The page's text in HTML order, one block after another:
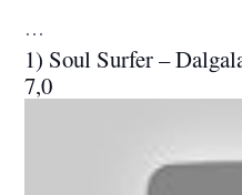
…
1) Soul Surfer –
7,0